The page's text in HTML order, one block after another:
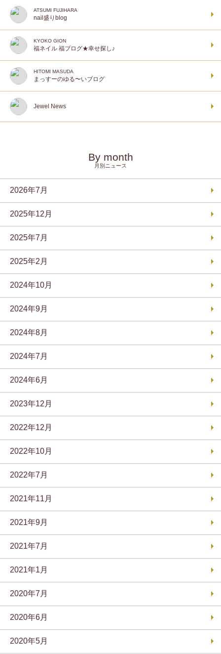
ATSUMI FUJIHARA
nail盛りblog
KYOKO GION
福ネイル 福ブログ★幸せ探し♪
HITOMI MASUDA
まっすーのゆる〜いブログ
Jewel News
By month
月別ニュース
2026年7月
2025年12月
2025年7月
2025年2月
2024年10月
2024年9月
2024年8月
2024年7月
2024年6月
2023年12月
2022年12月
2022年10月
2022年7月
2021年11月
2021年9月
2021年7月
2021年1月
2020年7月
2020年6月
2020年5月